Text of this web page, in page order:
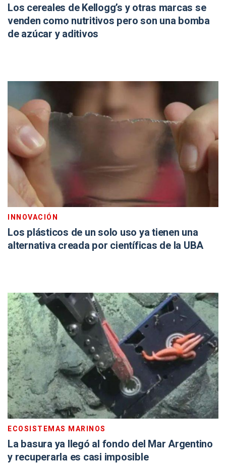
Los cereales de Kellogg’s y otras marcas se
venden como nutritivos pero son una bomba
de azúcar y aditivos
INNOVACIÓN
Los plásticos de un solo uso ya tienen una
alternativa creada por científicas de la UBA
ECOSISTEMAS MARINOS
La basura ya llegó al fondo del Mar Argentino
y recuperarla es casi imposible